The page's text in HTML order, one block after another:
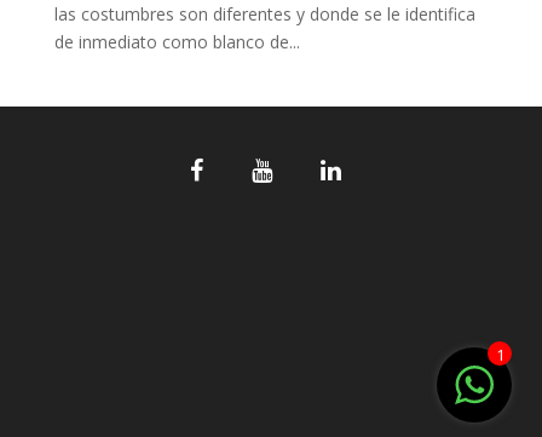
las costumbres son diferentes y donde se le identifica
de inmediato como blanco de...
1